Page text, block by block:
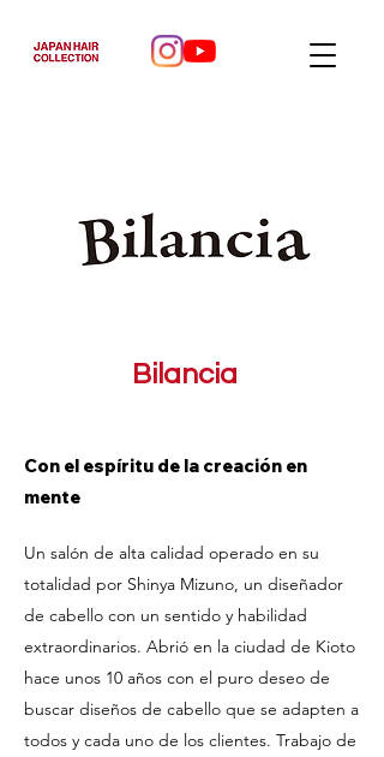
Bilancia
Con el espíritu de la creación en
mente
Un salón de alta calidad operado en su
totalidad por Shinya Mizuno, un diseñador
de cabello con un sentido y habilidad
extraordinarios. Abrió en la ciudad de Kioto
hace unos 10 años con el puro deseo de
buscar diseños de cabello que se adapten a
todos y cada uno de los clientes. Trabajo de